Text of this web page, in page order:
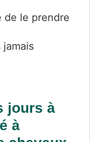
de le prendre
jamais
jours à
à